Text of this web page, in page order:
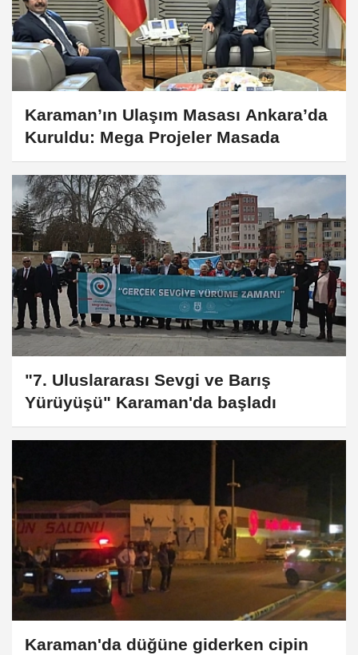
Karaman’ın Ulaşım Masası Ankara’da
Kuruldu: Mega Projeler Masada
"7. Uluslararası Sevgi ve Barış
Yürüyüşü" Karaman'da başladı
Karaman'da düğüne giderken cipin